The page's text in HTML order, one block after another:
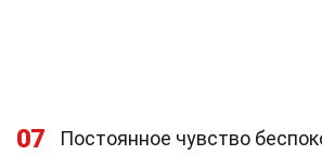
07
Постоянное чувство